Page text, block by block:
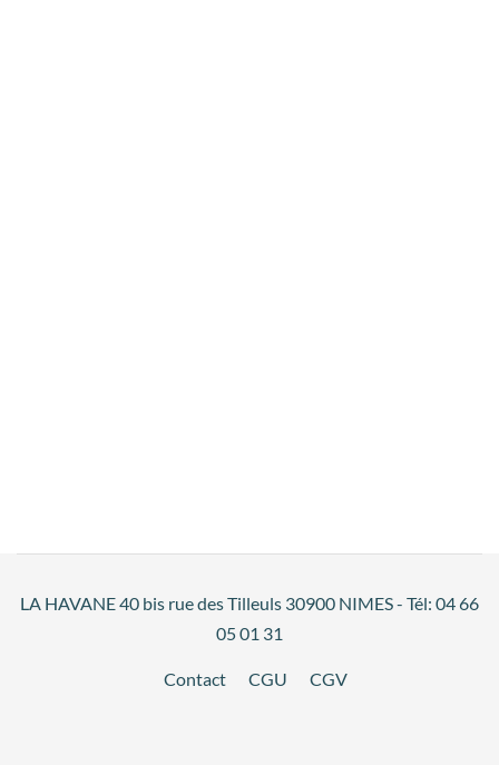
LA HAVANE 40 bis rue des Tilleuls 30900 NIMES - Tél: 04 66
05 01 31
Contact CGU CGV